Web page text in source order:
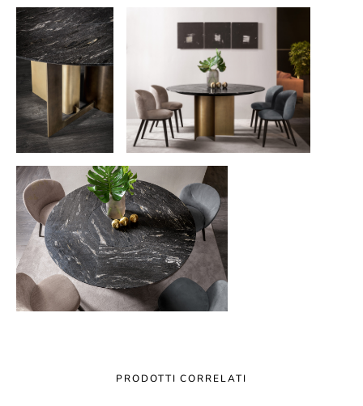
PRODOTTI CORRELATI